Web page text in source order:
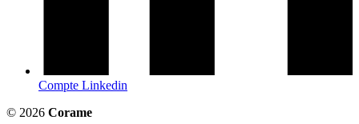
Compte Linkedin
© 2026 Corame